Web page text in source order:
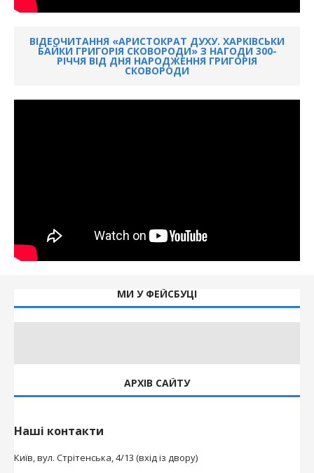
ВІДЕОЧИТАННЯ «АРИСТОКРАТ ДУХУ. ХАРКІВСЬКИ
БАЙКИ ГРИГОРІЯ СКОВОРОДИ» З НАГОДИ 300-
РІЧЧЯ ВІД ДНЯ НАРОДЖЕННЯ ГРИГОРІЯ
СКОВОРОДИ
МИ У ФЕЙСБУЦІ
АРХІВ САЙТУ
Наші контакти
Київ, вул. Стрітенська, 4/13 (вхід із двору)